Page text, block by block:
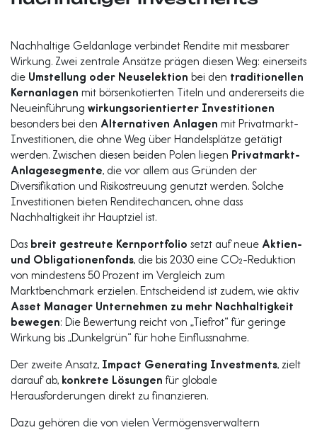
Nachhaltige Geldanlage verbindet Rendite mit messbarer
Wirkung. Zwei zentrale Ansätze prägen diesen Weg: einerseits
die Umstellung oder Neuselektion bei den traditionellen
Kernanlagen mit börsenkotierten Titeln und andererseits die
Neueinführung wirkungsorientierter Investitionen
besonders bei den Alternativen Anlagen mit Privatmarkt-
Investitionen, die ohne Weg über Handelsplätze getätigt
werden. Zwischen diesen beiden Polen liegen Privatmarkt-
Anlagesegmente, die vor allem aus Gründen der
Diversifikation und Risikostreuung genutzt werden. Solche
Investitionen bieten Renditechancen, ohne dass
Nachhaltigkeit ihr Hauptziel ist.
Das breit gestreute Kernportfolio setzt auf neue Aktien-
und Obligationenfonds, die bis 2030 eine CO₂-Reduktion
von mindestens 50 Prozent im Vergleich zum
Marktbenchmark erzielen. Entscheidend ist zudem, wie aktiv
Asset Manager Unternehmen zu mehr Nachhaltigkeit
bewegen: Die Bewertung reicht von „Tiefrot“ für geringe
Wirkung bis „Dunkelgrün“ für hohe Einflussnahme.
Der zweite Ansatz, Impact Generating Investments, zielt
darauf ab, konkrete Lösungen für globale
Herausforderungen direkt zu finanzieren.
Dazu gehören die von vielen Vermögensverwaltern